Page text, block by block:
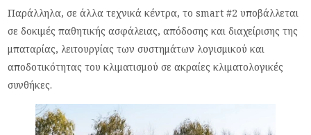
Παράλληλα, σε άλλα τεχνικά κέντρα, το smart #2 υποβάλλεται
σε δοκιμές παθητικής ασφάλειας, απόδοσης και διαχείρισης της
μπαταρίας, λειτουργίας των συστημάτων λογισμικού και
αποδοτικότητας του κλιματισμού σε ακραίες κλιματολογικές
συνθήκες.